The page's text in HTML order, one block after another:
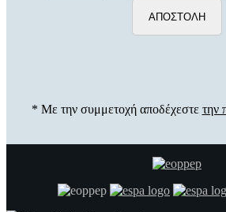
* Με την συμμετοχή αποδέχεστε την